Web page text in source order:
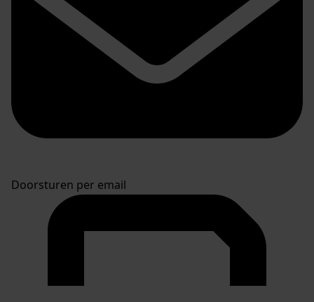
Doorsturen per email